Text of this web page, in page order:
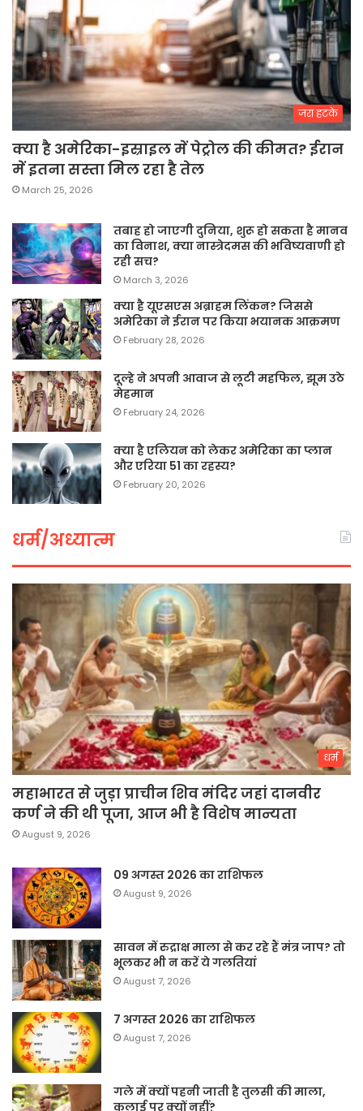
जरा हटके
क्या है अमेरिका-इस्राइल में पेट्रोल की कीमत? ईरान
में इतना सस्ता मिल रहा है तेल
March 25, 2026
तबाह हो जाएगी दुनिया, शुरू हो सकता है मानव
का विनाश, क्या नास्त्रेदमस की भविष्यवाणी हो
रही सच?
March 3, 2026
क्या है यूएसएस अब्राहम लिंकन? जिससे
अमेरिका ने ईरान पर किया भयानक आक्रमण
February 28, 2026
दूल्हे ने अपनी आवाज से लूटी महफिल, झूम उठे
मेहमान
February 24, 2026
क्या है एलियन को लेकर अमेरिका का प्लान
और एरिया 51 का रहस्य?
February 20, 2026
धर्म/अध्यात्म
धर्म
महाभारत से जुड़ा प्राचीन शिव मंदिर जहां दानवीर
कर्ण ने की थी पूजा, आज भी है विशेष मान्यता
August 9, 2026
09 अगस्त 2026 का राशिफल
August 9, 2026
सावन में रुद्राक्ष माला से कर रहे हैं मंत्र जाप? तो
भूलकर भी न करें ये गलतियां
August 7, 2026
7 अगस्त 2026 का राशिफल
August 7, 2026
गले में क्यों पहनी जाती है तुलसी की माला,
कलाई पर क्यों नहीं?